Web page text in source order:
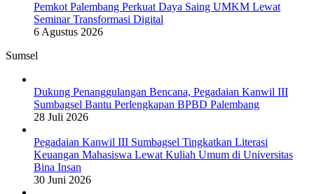
Pemkot Palembang Perkuat Daya Saing UMKM Lewat
Seminar Transformasi Digital
6 Agustus 2026
Sumsel
Dukung Penanggulangan Bencana, Pegadaian Kanwil III
Sumbagsel Bantu Perlengkapan BPBD Palembang
28 Juli 2026
Pegadaian Kanwil III Sumbagsel Tingkatkan Literasi
Keuangan Mahasiswa Lewat Kuliah Umum di Universitas
Bina Insan
30 Juni 2026